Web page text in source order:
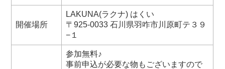
開催場所
LAKUNA(ラクナ) はくい
〒925-0033 石川県羽咋市川原町テ３９
−１
参加無料♪
事前申込が必要な物もございますので